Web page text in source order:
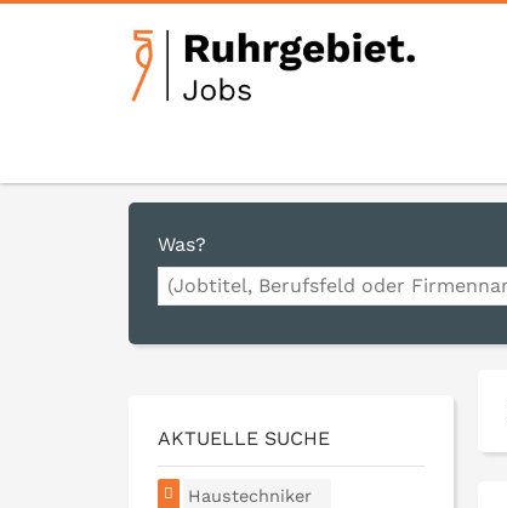
Was?
AKTUELLE SUCHE
Haustechniker